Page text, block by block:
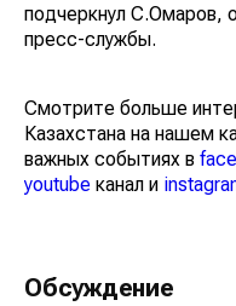
подчеркнул С.Омаров,
пресс-службы.
Смотрите больше
Казахстана на нашем
важных событиях в
youtube канал и
Обсуждение